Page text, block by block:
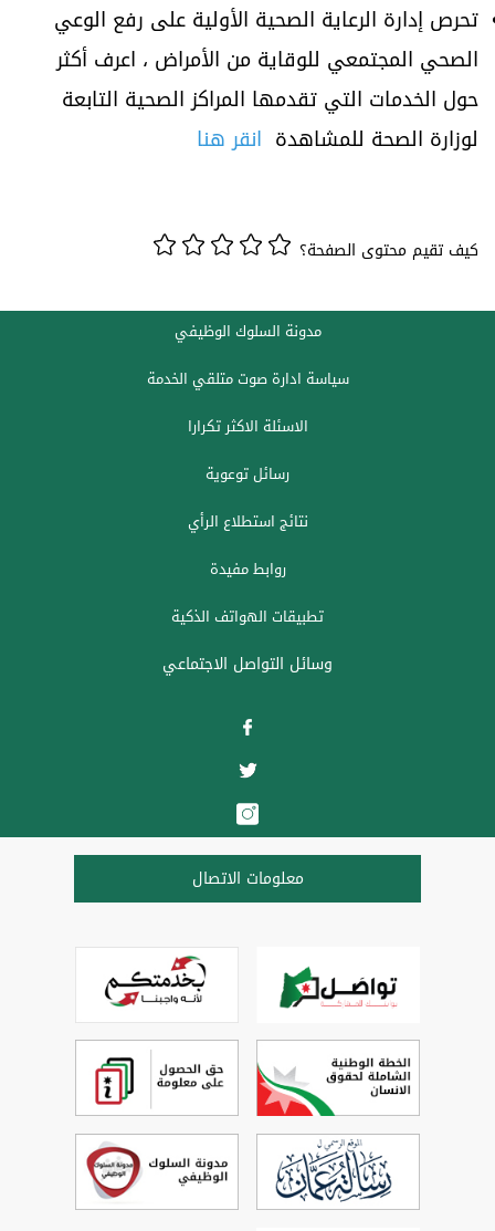
تحرص إدارة الرعاية الصحية الأولية على رفع الوعي
الصحي المجتمعي للوقاية من الأمراض ، اعرف أكثر
حول الخدمات التي تقدمها المراكز الصحية التابعة
لوزارة الصحة للمشاهدة انقر هنا
كيف تقيم محتوى الصفحة؟
مدونة السلوك الوظيفي
سياسة ادارة صوت متلقي الخدمة
الاسئلة الاكثر تكرارا
رسائل توعوية
نتائج استطلاع الرأي
روابط مفيدة
تطبيقات الهواتف الذكية
وسائل التواصل الاجتماعي
معلومات الاتصال